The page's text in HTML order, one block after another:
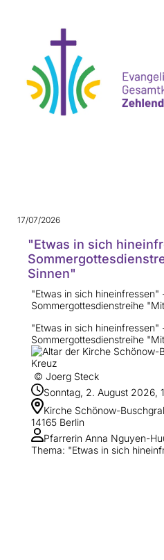
17/07/2026
"Etwas in sich
Sinnen"
"Etwas in sich hineinfressen"
Sommergottesdienstreihe
"Etwas in sich hineinfressen"
Sommergottesdienstreihe
© Joerg Steck
Sonntag, 2. August 2026,
Kirche Schönow-
14165 Berlin
Pfarrerin Anna Nguyen-
Thema: "Etwas in sich